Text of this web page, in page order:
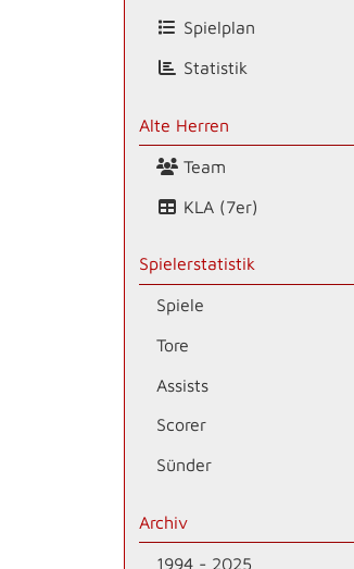
Spielplan
Statistik
Alte Herren
Team
KLA (7er)
Spielerstatistik
Spiele
Tore
Assists
Scorer
Sünder
Archiv
1994 - 2025